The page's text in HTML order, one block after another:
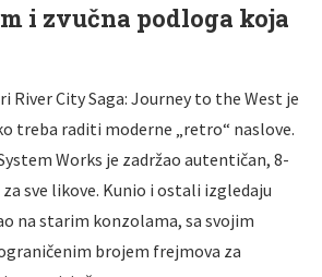
i zvučna podloga koja
River City Saga: Journey to the West je
treba raditi moderne „retro“ naslove.
Works je zadržao autentičan, 8-
sve likove. Kunio i ostali izgledaju
na starim konzolama, sa svojim
brojem frejmova za